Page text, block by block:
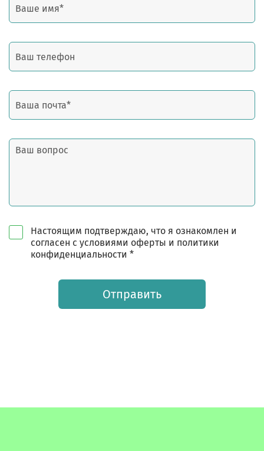
Настоящим подтверждаю, что я ознакомлен и
согласен с условиями оферты и политики
конфиденциальности *
Отправить